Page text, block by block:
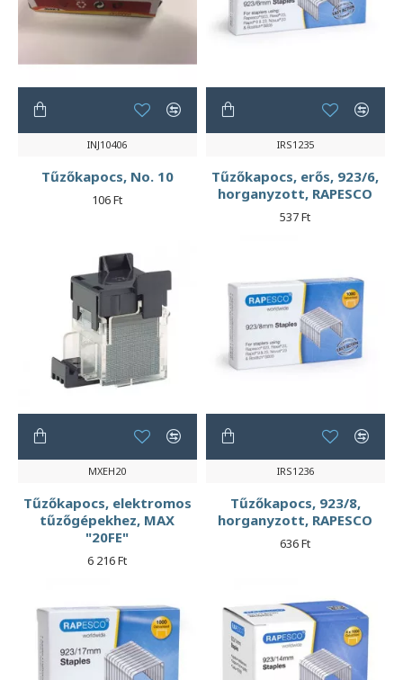
INJ10406
Tűzőkapocs, No. 10
106 Ft
IRS1235
Tűzőkapocs, erős, 923/6,
horganyzott, RAPESCO
537 Ft
MXEH20
Tűzőkapocs, elektromos
tűzőgépekhez, MAX
"20FE"
6 216 Ft
IRS1236
Tűzőkapocs, 923/8,
horganyzott, RAPESCO
636 Ft